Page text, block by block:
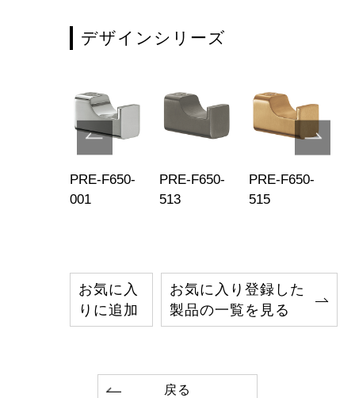
デザインシリーズ
PRE-F650-
001
PRE-F650-
513
PRE-F650-
515
お気に入
りに追加
お気に入り登録した
製品の一覧を見る
戻る